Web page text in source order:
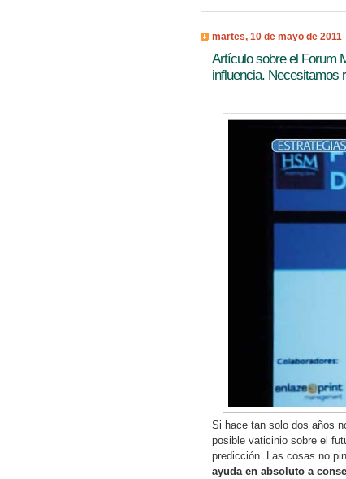
martes, 10 de mayo de 2011
Artículo sobre el Forum
influencia. Necesitamos
Si hace tan solo dos años
posible vaticinio sobre el
predicción. Las cosas no
ayuda en absoluto a